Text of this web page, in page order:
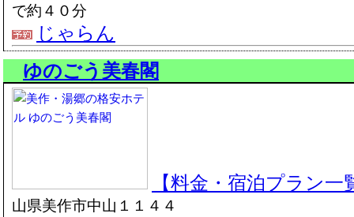
で約４０分
じゃらん
ゆのごう美春閣
【料金・宿泊プラン一
山県美作市中山１１４４